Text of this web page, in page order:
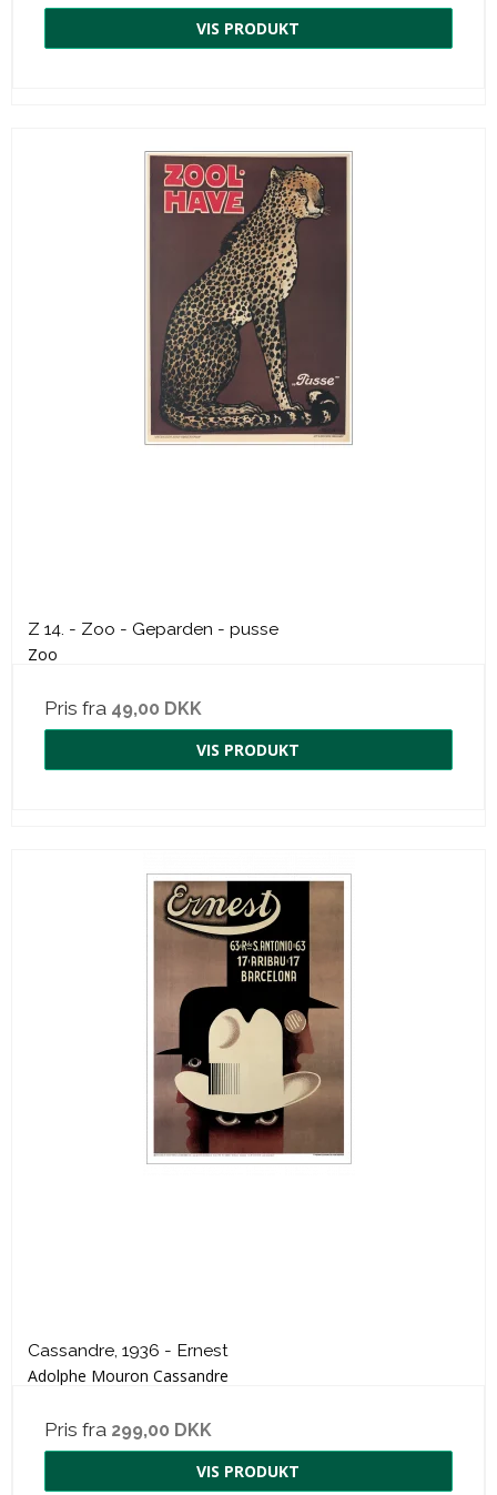
VIS PRODUKT
Z 14. - Zoo - Geparden - pusse
Zoo
Pris fra 49,00 DKK
VIS PRODUKT
Cassandre, 1936 - Ernest
Adolphe Mouron Cassandre
Pris fra 299,00 DKK
VIS PRODUKT